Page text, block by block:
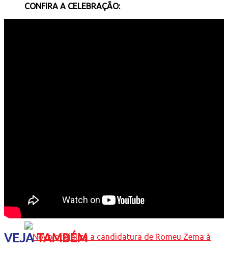
presidencial de 2026, aponta BTG/Nexus
CONFIRA A CELEBRAÇÃO:
VEJATAMBÉM